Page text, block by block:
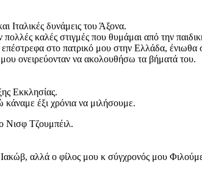
Ιταλικές δυνάμεις του Άξονα.
καλές στιγμές που θυμάμαι από την
στο πατρικό μου στην Ελλάδα, ένιωθα
ονειρεύονταν να ακολουθήσω τα βήματά του.
Εκκλησίας.
έξι χρόνια να μιλήσουμε.
Νισφ Τζουμπέιλ.
αλλά ο φίλος μου κ σύγχρονός μου